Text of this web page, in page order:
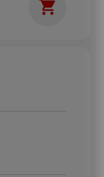
shopping_cart